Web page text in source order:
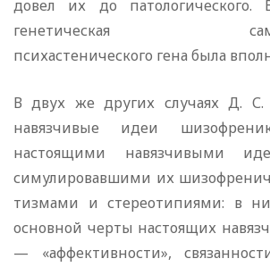
довел их до патологического.
генетическая
психастенического гена была
В двух же других случаях Д. С.
навязчивые идеи
настоящими навязчивыми
симулировавшими их
тизмами и стереотипиями: в
основной черты насто­ящих
— «аффективности»,